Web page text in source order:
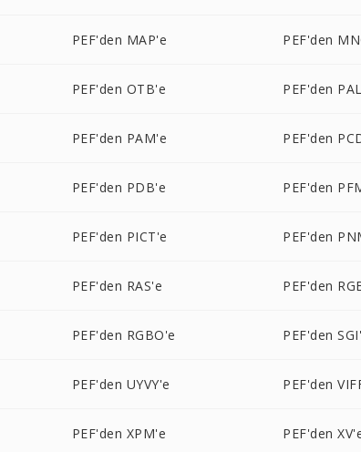
PEF'den MAP'e PEF'den
PEF'den OTB'e PEF'den
PEF'den PAM'e PEF'den
PEF'den PDB'e PEF'den
PEF'den PICT'e PEF'den
PEF'den RAS'e PEF'den
PEF'den RGBO'e PEF'den
PEF'den UYVY'e PEF'den
PEF'den XPM'e PEF'den